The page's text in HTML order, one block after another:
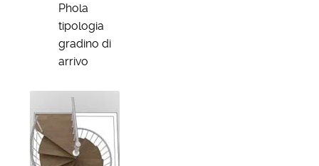
Phola
tipologia
gradino di
arrivo